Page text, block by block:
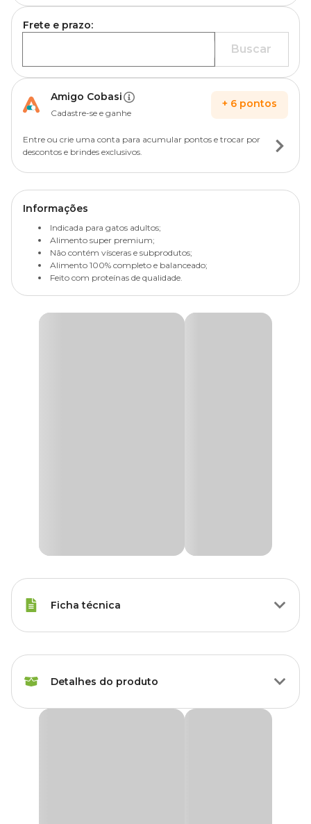
Frete e prazo:
Buscar
Amigo Cobasi
Cadastre-se e ganhe
+ 6 pontos
Entre ou crie uma conta para acumular pontos e trocar por
descontos e brindes exclusivos.
Informações
Indicada para gatos adultos;
Alimento super premium;
Não contém vísceras e subprodutos;
Alimento 100% completo e balanceado;
Feito com proteínas de qualidade.
Ficha técnica
Peso da Ração 85 g
Detalhes do produto